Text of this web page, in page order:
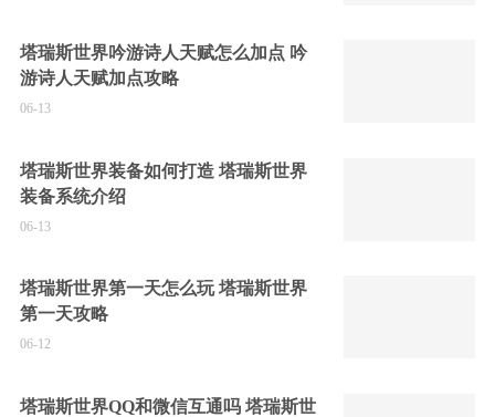
塔瑞斯世界吟游诗人天赋怎么加点 吟
游诗人天赋加点攻略
06-13
塔瑞斯世界装备如何打造 塔瑞斯世界
装备系统介绍
06-13
塔瑞斯世界第一天怎么玩 塔瑞斯世界
第一天攻略
06-12
塔瑞斯世界QQ和微信互通吗 塔瑞斯世